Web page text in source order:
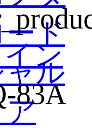
ド
ル
ア
ン
83A